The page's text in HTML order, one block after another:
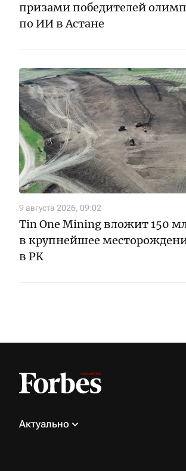
призами победителей
по ИИ в Астане
9 августа 2026, 09:02
Tin One Mining вложит 150
в крупнейшее
в РК
Актуально